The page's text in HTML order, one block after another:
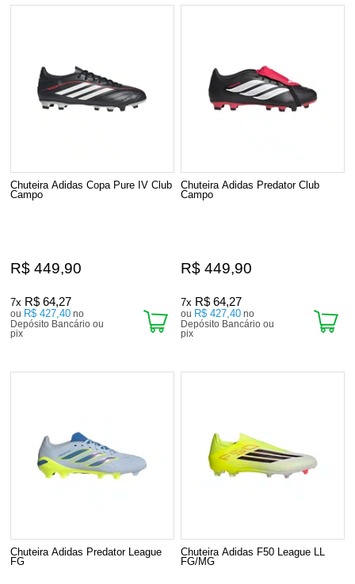
Chuteira Adidas Copa Pure IV Club
Campo
R$ 449,90
7x R$ 64,27
ou R$ 427,40 no
Depósito Bancário ou
pix
Chuteira Adidas Predator Club
Campo
R$ 449,90
7x R$ 64,27
ou R$ 427,40 no
Depósito Bancário ou
pix
Chuteira Adidas Predator League
FG
Chuteira Adidas F50 League LL
FG/MG